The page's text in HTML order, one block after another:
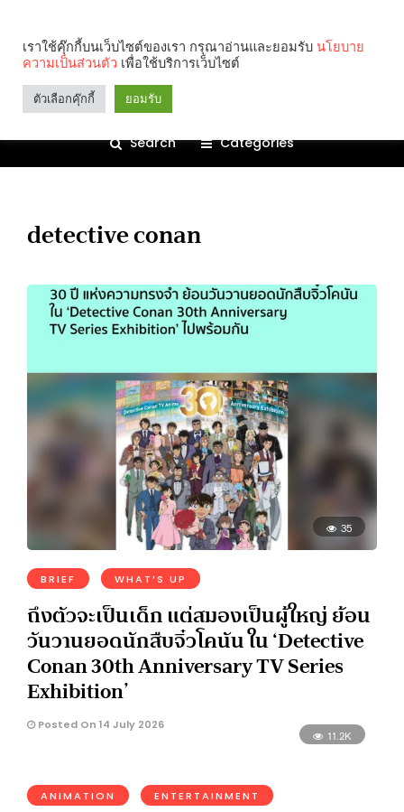
Search Categories
detective conan
35
BRIEF WHAT’S UP
ถึงตัวจะเป็นเด็ก แต่สมองเป็นผู้ใหญ่ ย้อน
วันวานยอดนักสืบจิ๋วโคนัน ใน ‘Detective
Conan 30th Anniversary TV Series
Exhibition’
Posted On 14 July 2026
11.2K
ANIMATION ENTERTAINMENT
เราใช้คุ๊กกี้บนเว็บไซต์ของเรา กรุณาอ่านและยอมรับ นโยบาย
ความเป็นส่วนตัว เพื่อใช้บริการเว็บไซต์
ตัวเลือกคุ๊กกี้ ยอมรับ